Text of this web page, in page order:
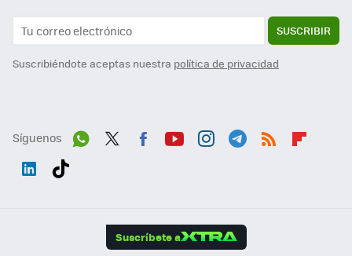
SUSCRIBIR
Suscribiéndote aceptas nuestra política de privacidad
Síguenos
Suscríbete a